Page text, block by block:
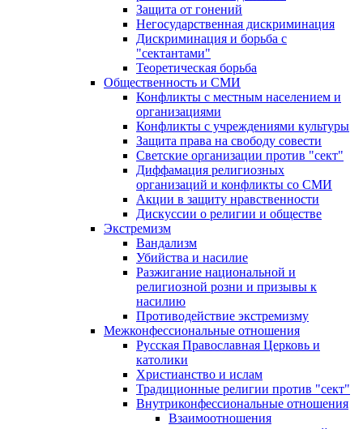
Защита от гонений
Негосударственная дискриминация
Дискриминация и борьба с
"сектантами"
Теоретическая борьба
Общественность и СМИ
Конфликты с местным населением и
организациями
Конфликты с учреждениями культуры
Защита права на свободу совести
Светские организации против "сект"
Диффамация религиозных
организаций и конфликты со СМИ
Акции в защиту нравственности
Дискуссии о религии и обществе
Экстремизм
Вандализм
Убийства и насилие
Разжигание национальной и
религиозной розни и призывы к
насилию
Противодействие экстремизму
Межконфессиональные отношения
Русская Православная Церковь и
католики
Христианство и ислам
Традиционные религии против "сект"
Внутриконфессиональные отношения
Взаимоотношения